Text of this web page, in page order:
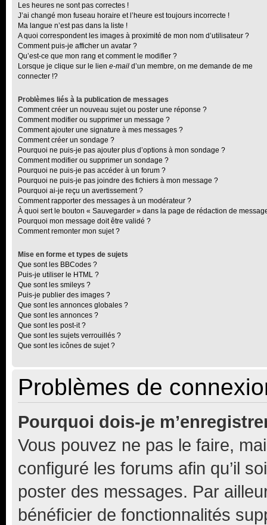
Les heures ne sont pas correctes !
J’ai changé mon fuseau horaire et l’heure est toujours incorrecte !
Ma langue n’est pas dans la liste !
A quoi correspondent les images à proximité de mon nom d’utilisateur ?
Comment puis-je afficher un avatar ?
Qu’est-ce que mon rang et comment le modifier ?
Lorsque je clique sur le lien e-mail d’un membre, on me demande de me
connecter !?
Problèmes liés à la publication de messages
Comment créer un nouveau sujet ou poster une réponse ?
Comment modifier ou supprimer un message ?
Comment ajouter une signature à mes messages ?
Comment créer un sondage ?
Pourquoi ne puis-je pas ajouter plus d’options à mon sondage ?
Comment modifier ou supprimer un sondage ?
Pourquoi ne puis-je pas accéder à un forum ?
Pourquoi ne puis-je pas joindre des fichiers à mon message ?
Pourquoi ai-je reçu un avertissement ?
Comment rapporter des messages à un modérateur ?
À quoi sert le bouton « Sauvegarder » dans la page de rédaction de
Pourquoi mon message doit être validé ?
Comment remonter mon sujet ?
Mise en forme et types de sujets
Que sont les BBCodes ?
Puis-je utiliser le HTML ?
Que sont les smileys ?
Puis-je publier des images ?
Que sont les annonces globales ?
Que sont les annonces ?
Que sont les post-it ?
Que sont les sujets verrouillés ?
Que sont les icônes de sujet ?
Problèmes de
Pourquoi dois-je
Vous pouvez ne pas le faire,
configuré les forums afin qu’il
poster des messages. Par
bénéficier de fonctionnalités